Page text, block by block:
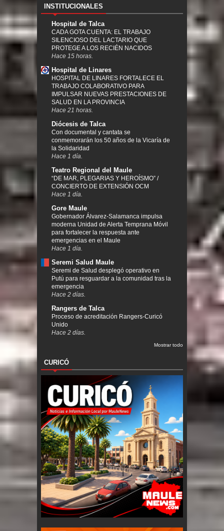
INSTITUCIONALES
Hospital de Talca
CADA GOTA CUENTA: EL TRABAJO
SILENCIOSO DEL LACTARIO QUE
PROTEGE A LOS RECIÉN NACIDOS
Hace 15 horas.
Hospital de Linares
HOSPITAL DE LINARES FORTALECE EL
TRABAJO COLABORATIVO PARA
IMPULSAR NUEVAS PRESTACIONES DE
SALUD EN LA PROVINCIA
Hace 21 horas.
Diócesis de Talca
Con documental y cantata se
conmemorarán los 50 años de la Vicaría de
la Solidaridad
Hace 1 día.
Teatro Regional del Maule
“DE MAR, PLEGARIAS Y HEROÍSMO” /
CONCIERTO DE EXTENSIÓN OCM
Hace 1 día.
Gore Maule
Gobernador Álvarez-Salamanca impulsa
moderna Unidad de Alerta Temprana Móvil
para fortalecer la respuesta ante
emergencias en el Maule
Hace 1 día.
Seremi Salud Maule
Seremi de Salud desplegó operativo en
Putú para resguardar a la comunidad tras la
emergencia
Hace 2 días.
Rangers de Talca
Proceso de acreditación Rangers-Curicó
Unido
Hace 2 días.
Mostrar todo
CURICÓ